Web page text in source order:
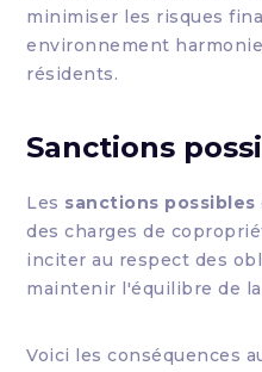
minimiser les risques
environnement
résidents.
Sanctions
Les sanctions possibles
des charges de
inciter au respect des
maintenir l'équilibre de
Voici les conséquences